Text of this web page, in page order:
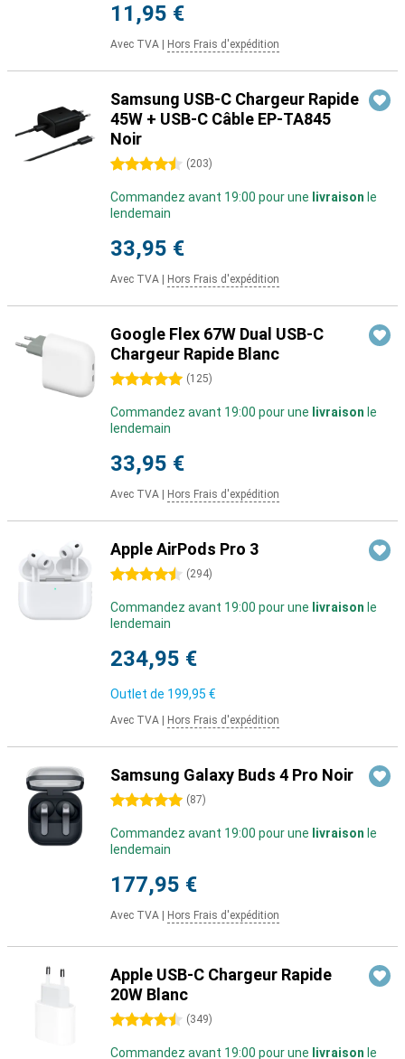
11,95 €
Avec TVA Hors Frais d'expédition
Samsung USB-C Chargeur Rapide
45W + USB-C Câble EP-TA845
Noir
4.5 étoiles (203)
Commandez avant 19:00 pour une livraison le
lendemain
33,95 €
Avec TVA Hors Frais d'expédition
Google Flex 67W Dual USB-C
Chargeur Rapide Blanc
5 étoiles (125)
Commandez avant 19:00 pour une livraison le
lendemain
33,95 €
Avec TVA Hors Frais d'expédition
Apple AirPods Pro 3
4.5 étoiles (294)
Commandez avant 19:00 pour une livraison le
lendemain
234,95 €
Outlet de 199,95 €
Avec TVA Hors Frais d'expédition
Samsung Galaxy Buds 4 Pro Noir
5 étoiles (87)
Commandez avant 19:00 pour une livraison le
lendemain
177,95 €
Avec TVA Hors Frais d'expédition
Apple USB-C Chargeur Rapide
20W Blanc
4.5 étoiles (349)
Commandez avant 19:00 pour une livraison le